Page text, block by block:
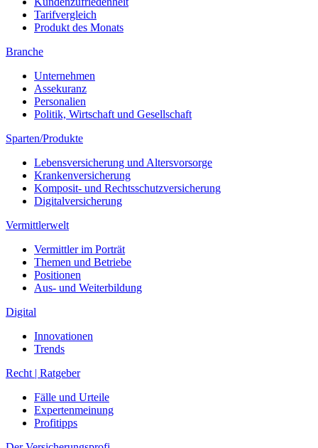
Unternehmen
Assekuranz
Personalien
Politik, Wirtschaft und Gesellschaft
Sparten/Produkte
Lebensversicherung und Altersvorsorge
Krankenversicherung
Komposit- und Rechtsschutzversicherung
Digitalversicherung
Vermittlerwelt
Vermittler im Porträt
Themen und Betriebe
Positionen
Aus- und Weiterbildung
Digital
Innovationen
Trends
Expertenmeinung
Profitipps
Der Versicherungsprofi
Über Uns
Der VP als E-Paper
Unser Kooperationspartner AfW
Content-Partner